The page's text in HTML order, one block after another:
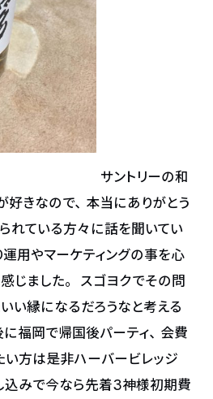
サントリーの和
好きなので、本当にありがとう
れている方々に話を聞いてい
用やマーケティングの事を心
じました。 スゴヨクでその問
い縁になるだろうなと考える
福岡で帰国後パーティ、会費
い方は是非ハーバービレッジ
込みで今なら先着3神様初期費